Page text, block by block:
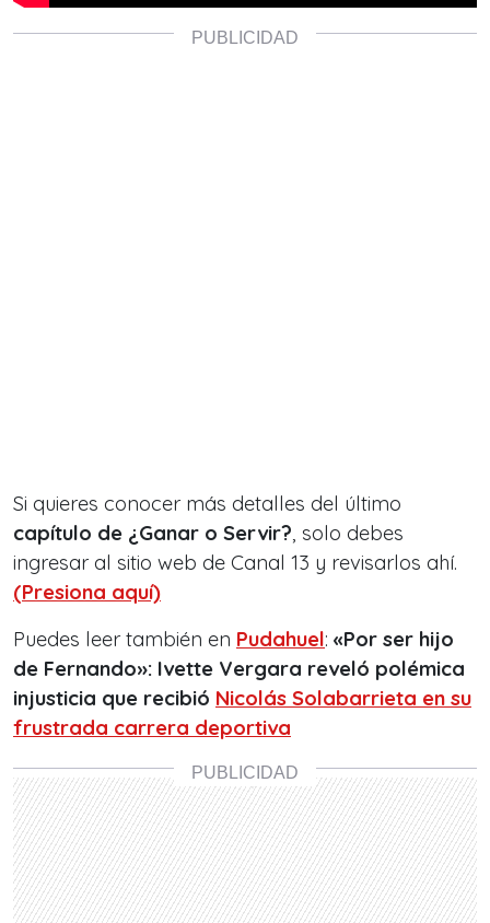
Si quieres conocer más detalles del último
capítulo de ¿Ganar o Servir? , solo debes
ingresar al sitio web de Canal 13 y revisarlos ahí.
(Presiona aquí)
Puedes leer también en Pudahuel: «Por ser hijo
de Fernando»: Ivette Vergara reveló polémica
injusticia que recibió Nicolás Solabarrieta en su
frustrada carrera deportiva